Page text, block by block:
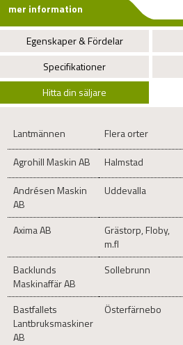
mer information
Egenskaper & Fördelar
Specifikationer
Hitta din säljare
Lantmännen Flera orter
Agrohill Maskin AB
Halmstad
Andrésen Maskin
AB
Uddevalla
Axima AB
Grästorp, Floby,
m.fl
Backlunds
Maskinaffär AB
Sollebrunn
Bastfallets
Lantbruksmaskiner
AB
Österfärnebo